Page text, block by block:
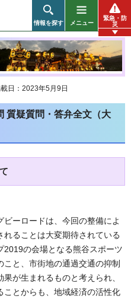
情報を探す メニュー
緊急・防
災
日：2023年5月9日
質疑質問・答弁全文（大
ーロードは、今回の整備によ
れることは大変期待されている
2019の会場となる熊谷スポーツ
と、市街地の通過交通の抑制
が生まれるものと考えられ、
とからも、地域経済の活性化